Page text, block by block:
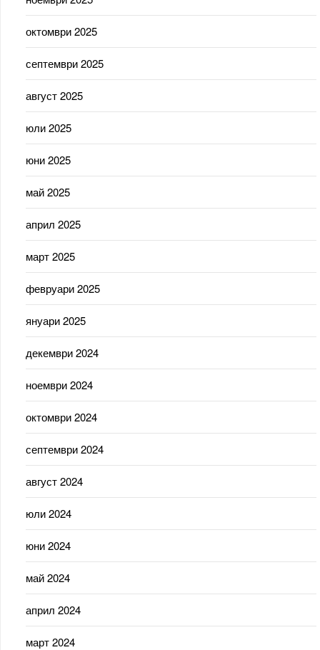
октомври 2025
септември 2025
август 2025
юли 2025
юни 2025
май 2025
април 2025
март 2025
февруари 2025
януари 2025
декември 2024
ноември 2024
октомври 2024
септември 2024
август 2024
юли 2024
юни 2024
май 2024
април 2024
март 2024